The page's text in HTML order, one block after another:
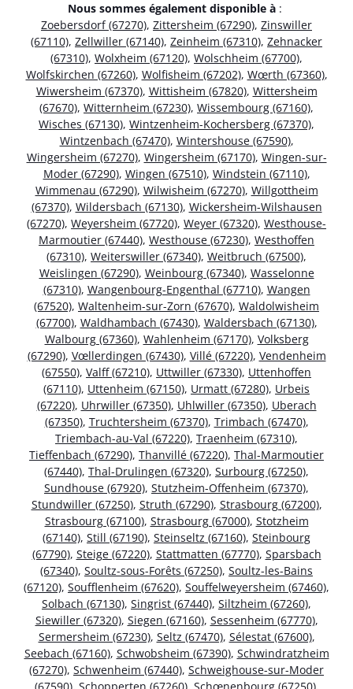
Nous sommes également disponible à :
Zoebersdorf (67270), Zittersheim (67290), Zinswiller
(67110), Zellwiller (67140), Zeinheim (67310), Zehnacker
(67310), Wolxheim (67120), Wolschheim (67700),
Wolfskirchen (67260), Wolfisheim (67202), Wœrth (67360),
Wiwersheim (67370), Wittisheim (67820), Wittersheim
(67670), Witternheim (67230), Wissembourg (67160),
Wisches (67130), Wintzenheim-Kochersberg (67370),
Wintzenbach (67470), Wintershouse (67590),
Wingersheim (67270), Wingersheim (67170), Wingen-sur-
Moder (67290), Wingen (67510), Windstein (67110),
Wimmenau (67290), Wilwisheim (67270), Willgottheim
(67370), Wildersbach (67130), Wickersheim-Wilshausen
(67270), Weyersheim (67720), Weyer (67320), Westhouse-
Marmoutier (67440), Westhouse (67230), Westhoffen
(67310), Weiterswiller (67340), Weitbruch (67500),
Weislingen (67290), Weinbourg (67340), Wasselonne
(67310), Wangenbourg-Engenthal (67710), Wangen
(67520), Waltenheim-sur-Zorn (67670), Waldolwisheim
(67700), Waldhambach (67430), Waldersbach (67130),
Walbourg (67360), Wahlenheim (67170), Volksberg
(67290), Vœllerdingen (67430), Villé (67220), Vendenheim
(67550), Valff (67210), Uttwiller (67330), Uttenhoffen
(67110), Uttenheim (67150), Urmatt (67280), Urbeis
(67220), Uhrwiller (67350), Uhlwiller (67350), Uberach
(67350), Truchtersheim (67370), Trimbach (67470),
Triembach-au-Val (67220), Traenheim (67310),
Tieffenbach (67290), Thanvillé (67220), Thal-Marmoutier
(67440), Thal-Drulingen (67320), Surbourg (67250),
Sundhouse (67920), Stutzheim-Offenheim (67370),
Stundwiller (67250), Struth (67290), Strasbourg (67200),
Strasbourg (67100), Strasbourg (67000), Stotzheim
(67140), Still (67190), Steinseltz (67160), Steinbourg
(67790), Steige (67220), Stattmatten (67770), Sparsbach
(67340), Soultz-sous-Forêts (67250), Soultz-les-Bains
(67120), Soufflenheim (67620), Souffelweyersheim (67460),
Solbach (67130), Singrist (67440), Siltzheim (67260),
Siewiller (67320), Siegen (67160), Sessenheim (67770),
Sermersheim (67230), Seltz (67470), Sélestat (67600),
Seebach (67160), Schwobsheim (67390), Schwindratzheim
(67270), Schwenheim (67440), Schweighouse-sur-Moder